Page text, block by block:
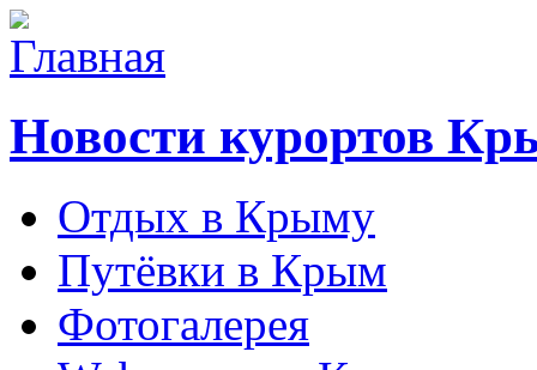
Новости курортов
Отдых в Крыму
Путёвки в Крым
Фотогалерея